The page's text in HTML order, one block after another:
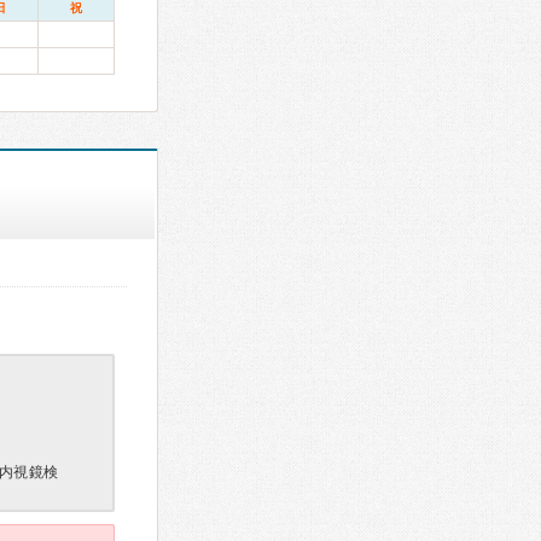
祝
視鏡検